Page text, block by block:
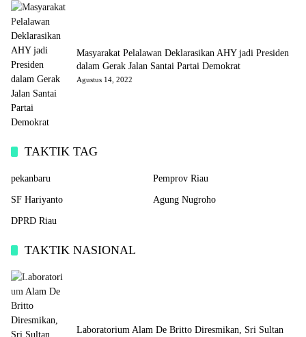
Masyarakat Pelalawan Deklarasikan AHY jadi Presiden
dalam Gerak Jalan Santai Partai Demokrat
Agustus 14, 2022
TAKTIK TAG
pekanbaru Pemprov Riau
SF Hariyanto Agung Nugroho
DPRD Riau
TAKTIK NASIONAL
Laboratorium Alam De Britto Diresmikan, Sri Sultan